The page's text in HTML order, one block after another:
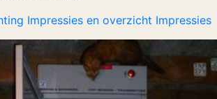
Impressies en overzicht Impressies